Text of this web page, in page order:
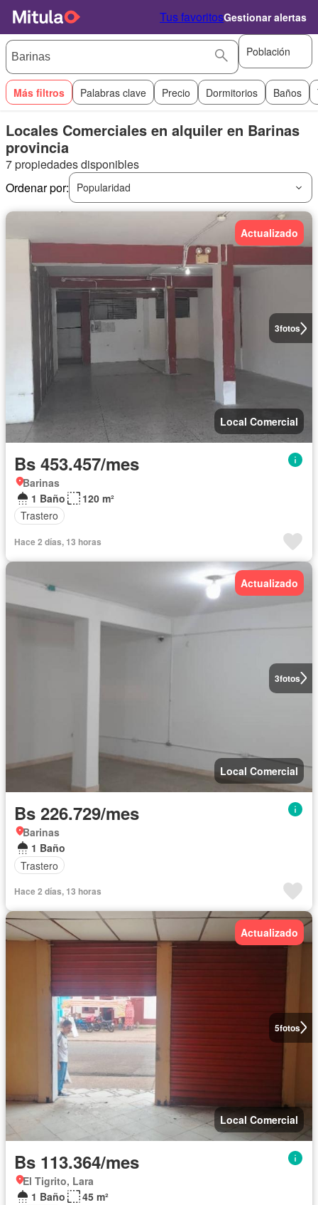
Tus favoritosGestionar alertas
Población
Más filtros Palabras clave Precio Dormitorios Baños
Locales Comerciales en alquiler en Barinas
provincia
7 propiedades disponibles
Ordenar por:
Popularidad
3fotos
Actualizado
Local Comercial
Bs 453.457/mes
Barinas
1 Baño
120 m²
Trastero
Hace 2 días, 13 horas
3fotos
Actualizado
Local Comercial
Bs 226.729/mes
Barinas
1 Baño
Trastero
Hace 2 días, 13 horas
5fotos
Actualizado
Local Comercial
Bs 113.364/mes
El Tigrito, Lara
1 Baño
45 m²